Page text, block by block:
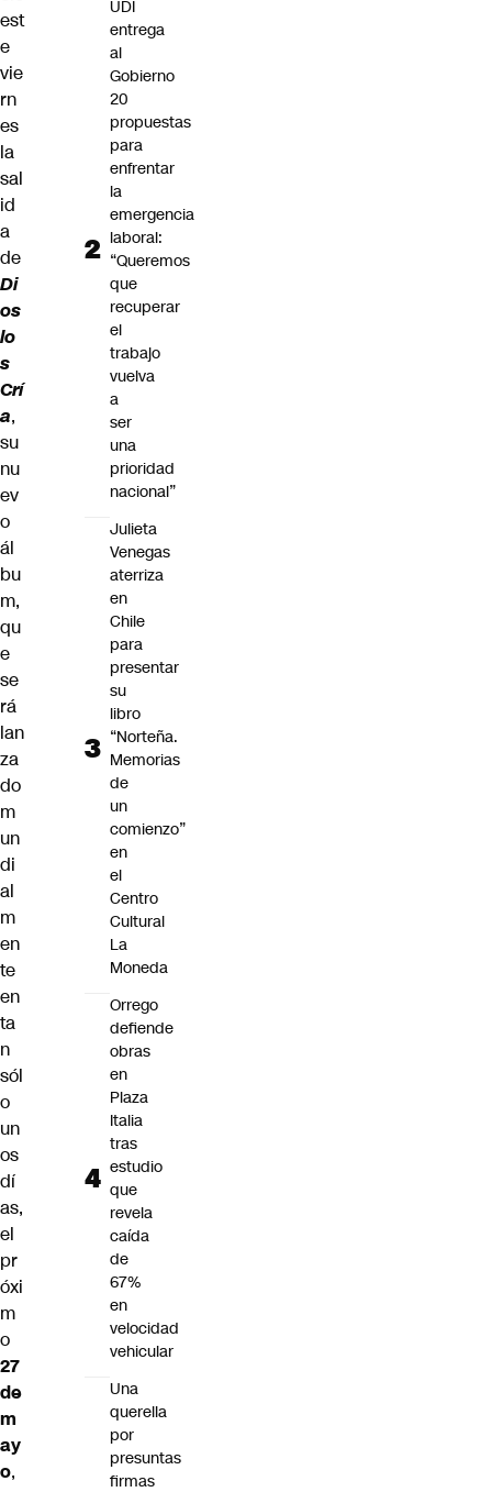
est
e
vie
rn
es
la
sal
id
a
de
Di
os
lo
s
Crí
a,
su
nu
ev
o
ál
bu
m,
qu
e
se
rá
lan
za
do
m
un
di
al
m
en
te
en
ta
n
sól
o
un
os
dí
as,
el
pr
óxi
m
o
27
de
m
ay
o,
UDI
entrega
al
Gobierno
20
propuestas
para
enfrentar
la
emergencia
laboral:
“Queremos
que
recuperar
el
trabajo
vuelva
a
ser
una
prioridad
nacional”
Julieta
Venegas
aterriza
en
Chile
para
presentar
su
libro
“Norteña.
Memorias
de
un
comienzo”
en
el
Centro
Cultural
La
Moneda
Orrego
defiende
obras
en
Plaza
Italia
tras
estudio
que
revela
caída
de
67%
en
velocidad
vehicular
Una
querella
por
presuntas
firmas